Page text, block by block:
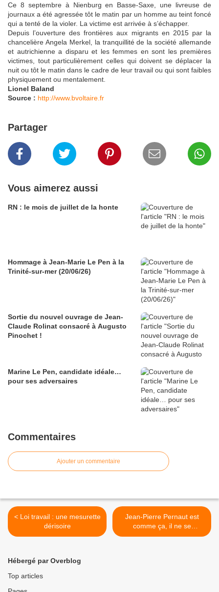
Ce 8 septembre à Nienburg en Basse-Saxe, une livreuse de
journaux a été agressée tôt le matin par un homme au teint foncé
qui a tenté de la violer. La victime est arrivée à s’échapper.
Depuis l’ouverture des frontières aux migrants en 2015 par la
chancelière Angela Merkel, la tranquillité de la société allemande
et autrichienne a disparu et les femmes en sont les premières
victimes, tout particulièrement celles qui doivent se déplacer la
nuit ou tôt le matin dans le cadre de leur travail ou qui sont faibles
physiquement ou mentalement.
Lionel Baland
Source : http://www.bvoltaire.fr
Partager
Vous aimerez aussi
RN : le mois de juillet de la honte
Hommage à Jean-Marie Le Pen à la
Trinité-sur-mer (20/06/26)
Sortie du nouvel ouvrage de Jean-
Claude Rolinat consacré à Augusto
Pinochet !
Marine Le Pen, candidate idéale…
pour ses adversaires
Commentaires
Ajouter un commentaire
< Loi travail : une mesurette
dérisoire
Jean-Pierre Pernaut est
comme ça, il ne se
déculotte pas >
Hébergé par Overblog
Top articles